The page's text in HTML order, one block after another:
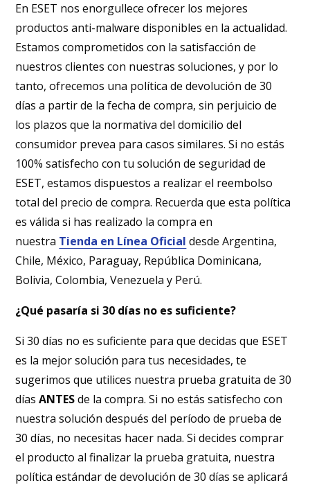
En ESET nos enorgullece ofrecer los mejores
productos anti-malware disponibles en la actualidad.
Estamos comprometidos con la satisfacción de
nuestros clientes con nuestras soluciones, y por lo
tanto, ofrecemos una política de devolución de 30
días a partir de la fecha de compra, sin perjuicio de
los plazos que la normativa del domicilio del
consumidor prevea para casos similares. Si no estás
100% satisfecho con tu solución de seguridad de
ESET, estamos dispuestos a realizar el reembolso
total del precio de compra. Recuerda que esta política
es válida si has realizado la compra en
nuestra Tienda en Línea Oficial desde Argentina,
Chile, México, Paraguay, República Dominicana,
Bolivia, Colombia, Venezuela y Perú.
¿Qué pasaría si 30 días no es suficiente?
Si 30 días no es suficiente para que decidas que ESET
es la mejor solución para tus necesidades, te
sugerimos que utilices nuestra prueba gratuita de 30
díasANTESde la compra. Si no estás satisfecho con
nuestra solución después del período de prueba de
30 días, no necesitas hacer nada. Si decides comprar
el producto al finalizar la prueba gratuita, nuestra
política estándar de devolución de 30 días se aplicará